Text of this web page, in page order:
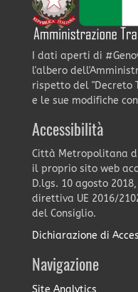
I dati aperti di
l'albero
rispetto del "Decreto
e le sue modifiche
Accessibilità
Città Metropolitana
il proprio sito web
D.lgs. 10 agosto
direttiva UE 2016/
del Consiglio.
Dichiarazione di
Navigazione